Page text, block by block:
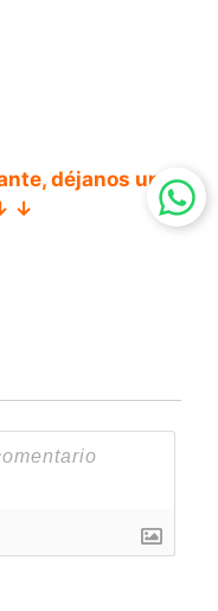
déjanos un
↓